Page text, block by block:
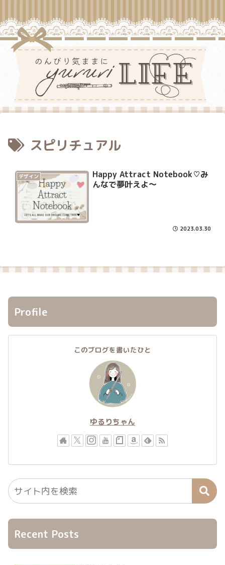
スピリチュアル
デザイン
Happy Attract Notebook♡み
んなで夢叶えよ〜
2023.03.30
Profile
このブログを書いたひと
ゆるりちゃん
Recent Posts